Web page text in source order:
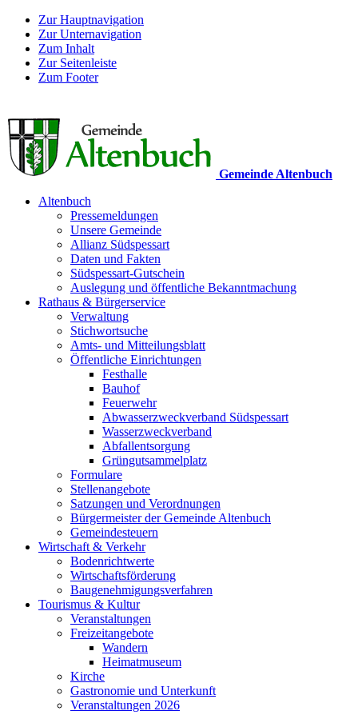
Zur Hauptnavigation
Zur Unternavigation
Zum Inhalt
Zur Seitenleiste
Zum Footer
Gemeinde Altenbuch
Altenbuch
Pressemeldungen
Unsere Gemeinde
Allianz Südspessart
Daten und Fakten
Südspessart-Gutschein
Auslegung und öffentliche Bekanntmachung
Rathaus & Bürgerservice
Verwaltung
Stichwortsuche
Amts- und Mitteilungsblatt
Öffentliche Einrichtungen
Festhalle
Bauhof
Feuerwehr
Abwasserzweckverband Südspessart
Wasserzweckverband
Abfallentsorgung
Grüngutsammelplatz
Formulare
Stellenangebote
Satzungen und Verordnungen
Bürgermeister der Gemeinde Altenbuch
Gemeindesteuern
Wirtschaft & Verkehr
Bodenrichtwerte
Wirtschaftsförderung
Baugenehmigungsverfahren
Tourismus & Kultur
Veranstaltungen
Freizeitangebote
Wandern
Heimatmuseum
Kirche
Gastronomie und Unterkunft
Veranstaltungen 2026